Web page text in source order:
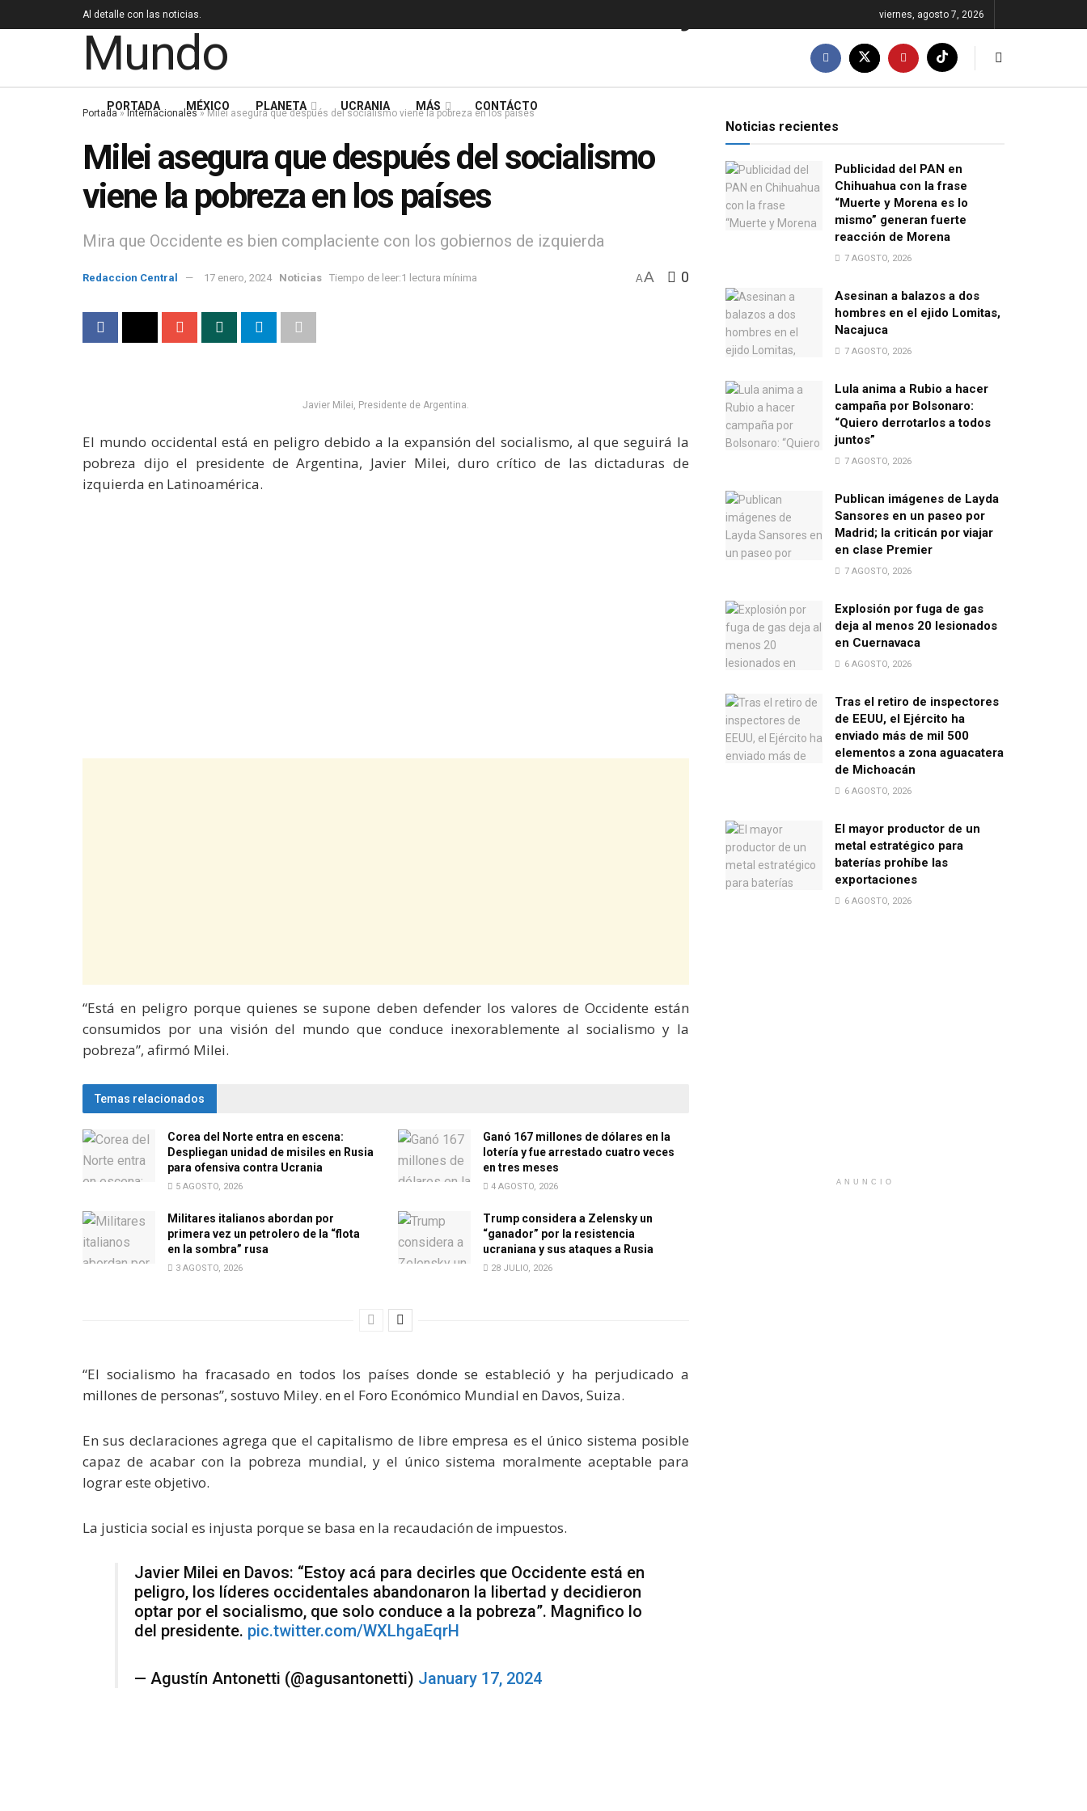
Al detalle con las noticias. viernes, agosto 7, 2026
PORTADA MÉXICO PLANETA UCRANIA MÁS CONTÁCTO
Portada» Internacionales» Milei asegura que después del socialismo viene la pobreza en los países
Milei asegura que después del socialismo
viene la pobreza en los países
Mira que Occidente es bien complaciente con los gobiernos de izquierda
Redaccion Central 17 enero, 2024 Noticias Tiempo de leer:1 lectura mínima AA 0
Javier Milei, Presidente de Argentina.
El mundo occidental está en peligro debido a la expansión del socialismo, al que seguirá la
pobreza dijo el presidente de Argentina, Javier Milei, duro crítico de las dictaduras de
izquierda en Latinoamérica.
“Está en peligro porque quienes se supone deben defender los valores de Occidente están
consumidos por una visión del mundo que conduce inexorablemente al socialismo y la
pobreza”, afirmó Milei.
Temas relacionados
Corea del Norte entra en escena:
Despliegan unidad de misiles en Rusia
para ofensiva contra Ucrania
5 AGOSTO, 2026
Ganó 167 millones de dólares en la
lotería y fue arrestado cuatro veces
en tres meses
4 AGOSTO, 2026
Militares italianos abordan por
primera vez un petrolero de la “flota
en la sombra” rusa
3 AGOSTO, 2026
Trump considera a Zelensky un
“ganador” por la resistencia
ucraniana y sus ataques a Rusia
28 JULIO, 2026
“El socialismo ha fracasado en todos los países donde se estableció y ha perjudicado a
millones de personas”, sostuvo Miley. en el Foro Económico Mundial en Davos, Suiza.
En sus declaraciones agrega que el capitalismo de libre empresa es el único sistema posible
capaz de acabar con la pobreza mundial, y el único sistema moralmente aceptable para
lograr este objetivo.
La justicia social es injusta porque se basa en la recaudación de impuestos.
Javier Milei en Davos: “Estoy acá para decirles que Occidente está en
peligro, los líderes occidentales abandonaron la libertad y decidieron
optar por el socialismo, que solo conduce a la pobreza”. Magnifico lo
del presidente. pic.twitter.com/WXLhgaEqrH
— Agustín Antonetti (@agusantonetti) January 17, 2024
Noticias recientes
Publicidad del PAN en
Chihuahua con la frase
“Muerte y Morena es lo
mismo” generan fuerte
reacción de Morena
7 AGOSTO, 2026
Asesinan a balazos a dos
hombres en el ejido Lomitas,
Nacajuca
7 AGOSTO, 2026
Lula anima a Rubio a hacer
campaña por Bolsonaro:
“Quiero derrotarlos a todos
juntos”
7 AGOSTO, 2026
Publican imágenes de Layda
Sansores en un paseo por
Madrid; la criticán por viajar
en clase Premier
7 AGOSTO, 2026
Explosión por fuga de gas
deja al menos 20 lesionados
en Cuernavaca
6 AGOSTO, 2026
Tras el retiro de inspectores
de EEUU, el Ejército ha
enviado más de mil 500
elementos a zona aguacatera
de Michoacán
6 AGOSTO, 2026
El mayor productor de un
metal estratégico para
baterías prohíbe las
exportaciones
6 AGOSTO, 2026
ANUNCIO